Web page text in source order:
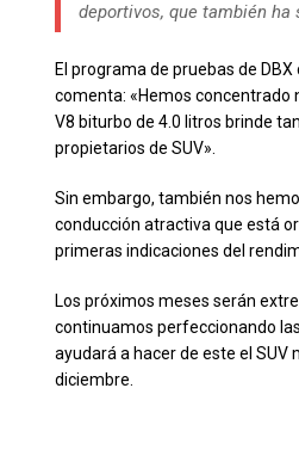
deportivos, que también
El programa de pruebas de
comenta: «Hemos concentrado
V8 biturbo de 4.0 litros brinde
propietarios de SUV».
Sin embargo, también nos
conducción atractiva que está
primeras indicaciones del
Los próximos meses serán
continuamos perfeccionando
ayudará a hacer de este el
diciembre.